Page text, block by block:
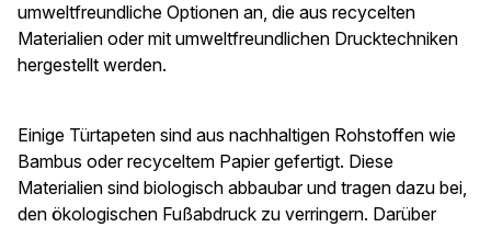
umweltfreundliche Optionen an, die aus recycelten
Materialien oder mit umweltfreundlichen Drucktechniken
hergestellt werden.
Einige Türtapeten sind aus nachhaltigen Rohstoffen wie
Bambus oder recyceltem Papier gefertigt. Diese
Materialien sind biologisch abbaubar und tragen dazu bei,
den ökologischen Fußabdruck zu verringern. Darüber